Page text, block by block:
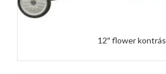
12″ flower kontrás